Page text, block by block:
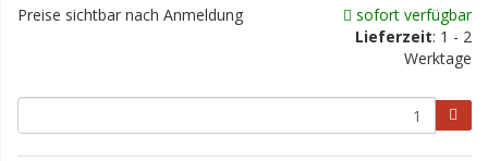
Preise sichtbar nach Anmeldung
sofort verfügbar
Lieferzeit: 1 - 2
Werktage